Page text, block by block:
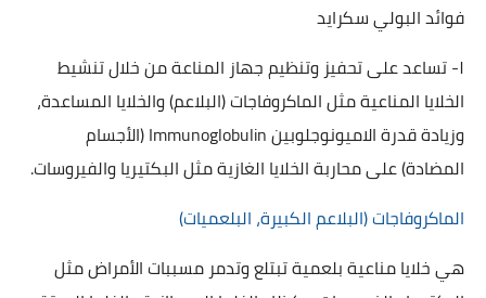
فوائد البولي سكرايد
١- تساعد على تحفيز وتنظيم جهاز المناعة من خلال تنشيط
الخلايا المناعية مثل الماكروفاجات (البلاعم) والخلايا المساعدة،
وزيادة قدرة الاميونوجلوبينImmunoglobulin(الأجسام
المضادة) على محاربة الخلايا الغازية مثل البكتيريا والفيروسات.
الماكروفاجات (البلاعم الكبيرة، البلعميات)
هي خلايا مناعية بلعمية تبتلع وتدمر مسببات الأمراض مثل